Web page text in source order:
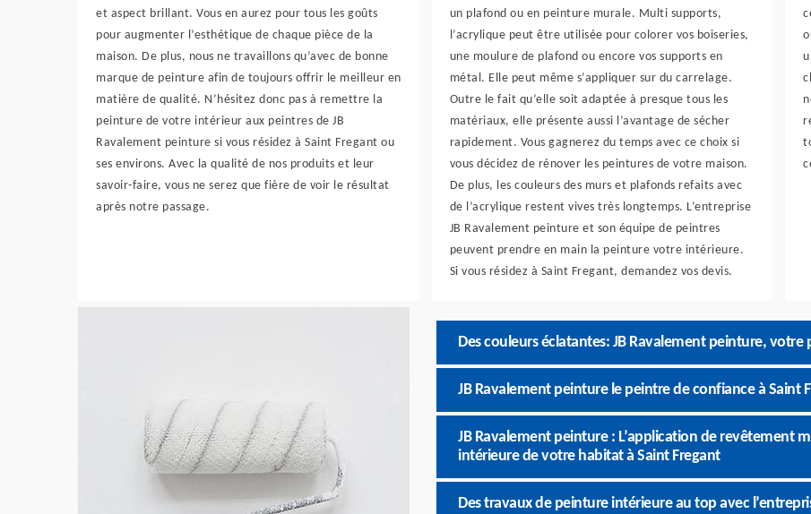
et aspect brillant. Vous en aurez pour tous les goûts
pour augmenter l’esthétique de chaque pièce de la
maison. De plus, nous ne travaillons qu’avec de bonne
marque de peinture afin de toujours offrir le meilleur en
matière de qualité. N’hésitez donc pas à remettre la
peinture de votre intérieur aux peintres de JB
Ravalement peinture si vous résidez à Saint Fregant ou
ses environs. Avec la qualité de nos produits et leur
savoir-faire, vous ne serez que fière de voir le résultat
après notre passage.
un plafond ou en peinture murale. Multi supports,
l’acrylique peut être utilisée pour colorer vos boiseries,
une moulure de plafond ou encore vos supports en
métal. Elle peut même s’appliquer sur du carrelage.
Outre le fait qu’elle soit adaptée à presque tous les
matériaux, elle présente aussi l’avantage de sécher
rapidement. Vous gagnerez du temps avec ce choix si
vous décidez de rénover les peintures de votre maison.
De plus, les couleurs des murs et plafonds refaits avec
de l’acrylique restent vives très longtemps. L’entreprise
JB Ravalement peinture et son équipe de peintres
peuvent prendre en main la peinture votre intérieure.
Si vous résidez à Saint Fregant, demandez vos devis.
Des couleurs éclatantes: JB Ravalement peinture,
JB Ravalement peinture le peintre de confiance à Saint
JB Ravalement peinture : L’application de revêtement
intérieure de votre habitat à Saint Fregant
Des travaux de peinture intérieure au top avec